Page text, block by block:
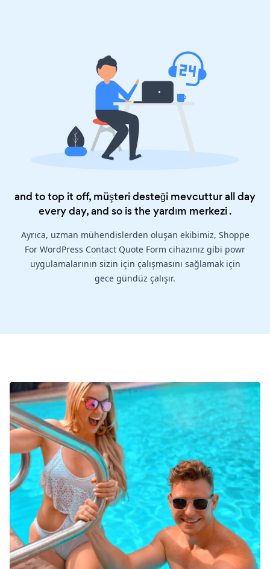
and to top it off, müşteri desteği mevcuttur all day
every day, and so is theyardım merkezi.
Ayrıca, uzman mühendislerden oluşan ekibimiz, Shoppe
For WordPress Contact Quote Form cihazınız gibi powr
uygulamalarının sizin için çalışmasını sağlamak için
gece gündüz çalışır.